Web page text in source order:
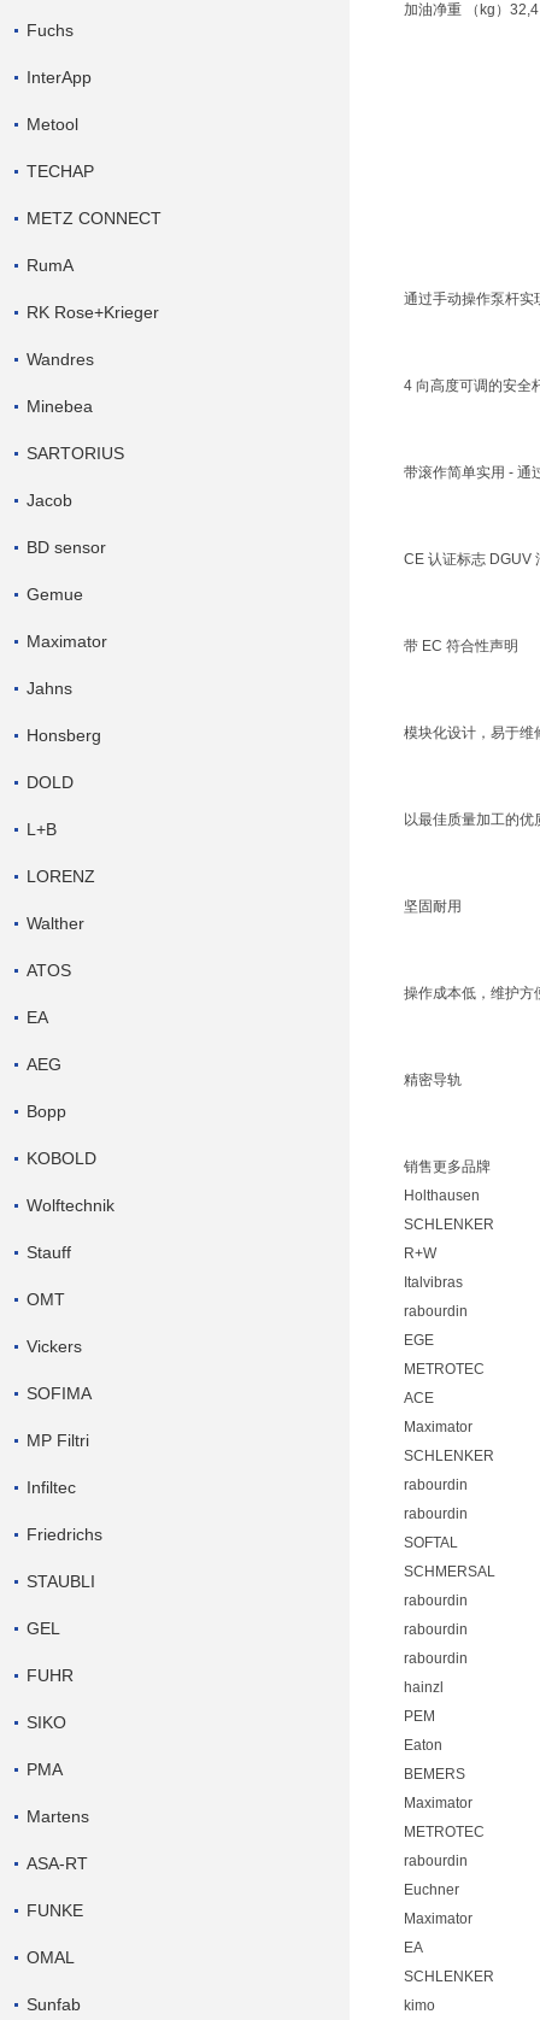
Fuchs
InterApp
Metool
TECHAP
METZ CONNECT
RumA
RK Rose+Krieger
Wandres
Minebea
SARTORIUS
Jacob
BD sensor
Gemue
Maximator
Jahns
Honsberg
DOLD
L+B
LORENZ
Walther
ATOS
EA
AEG
Bopp
KOBOLD
Wolftechnik
Stauff
OMT
Vickers
SOFIMA
MP Filtri
Infiltec
Friedrichs
STAUBLI
GEL
FUHR
SIKO
PMA
Martens
ASA-RT
FUNKE
OMAL
Sunfab
加油净重 （kg）32,4
通过手动操作泵杆实
4 向高度可调的安全
带滚作简单实用 - 通
CE 认证标志 DGUV
带 EC 符合性声明
模块化设计，易于维
以最佳质量加工的优
坚固耐用
操作成本低，维护方
精密导轨
销售更多品牌
Holthausen
SCHLENKER
R+W
Italvibras
rabourdin
EGE
METROTEC
ACE
Maximator
SCHLENKER
rabourdin
rabourdin
SOFTAL
SCHMERSAL
rabourdin
rabourdin
rabourdin
hainzl
PEM
Eaton
BEMERS
Maximator
METROTEC
rabourdin
Euchner
Maximator
EA
SCHLENKER
kimo